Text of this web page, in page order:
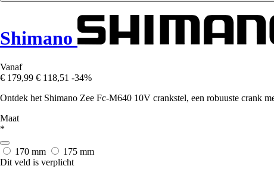
Shimano
Vanaf
€ 179,99 € 118,51 -34%
Ontdek het Shimano Zee Fc-M640 10V crankstel, een robuuste crank
Maat
*
170 mm
175 mm
Dit veld is verplicht